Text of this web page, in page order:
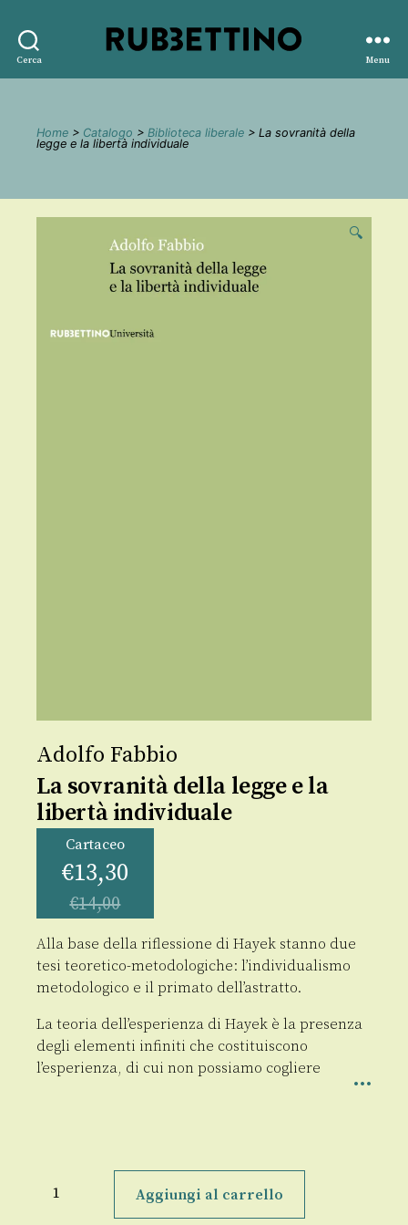
Cerca
editore
Menu
Home > Catalogo > Biblioteca liberale > La sovranità della
legge e la libertà individuale
🔍
Adolfo Fabbio
La sovranità della legge e la
libertà individuale
Cartaceo
€13,30
€14,00
Alla base della riflessione di Hayek stanno due
tesi teoretico-metodologiche: l’individualismo
metodologico e il primato dell’astratto.
La teoria dell’esperienza di Hayek è la presenza
degli elementi infiniti che costituiscono
l’esperienza, di cui non possiamo cogliere
sovranità
Aggiungi al carrello